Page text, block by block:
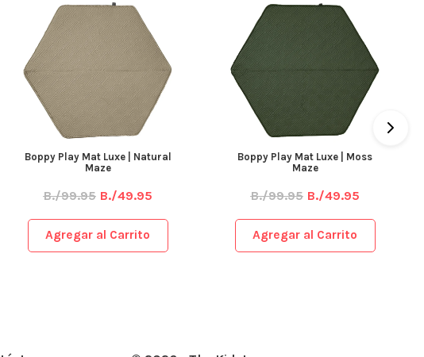
Boppy Play Mat Luxe | Natural
Maze
B./99.95 B./49.95
Agregar al Carrito
Boppy Play Mat Luxe | Moss
Maze
B./99.95 B./49.95
Agregar al Carrito